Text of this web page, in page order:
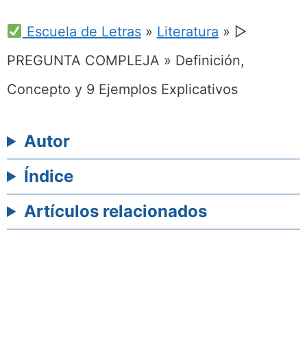
Escuela de Letras» Literatura » ▷
PREGUNTA COMPLEJA » Definición,
Concepto y 9 Ejemplos Explicativos
Autor
Índice
Artículos relacionados